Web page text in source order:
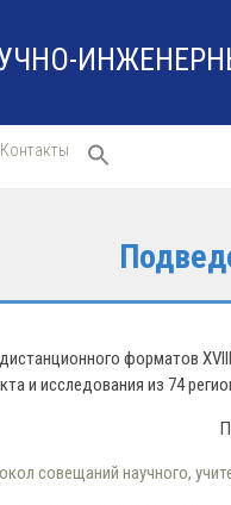
Контакты
форматов
и исследования из 74
совещаний научного,